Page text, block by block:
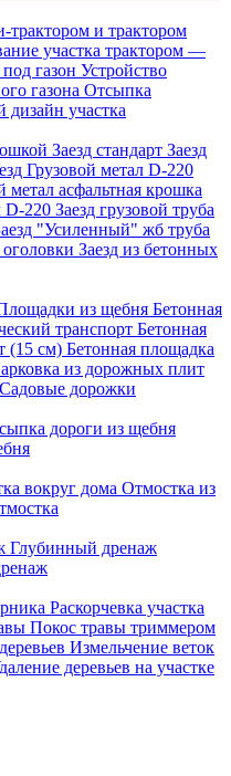
и трактором
участка трактором —
газон Устройство
газона Отсыпка
участка
Заезд стандарт Заезд
Грузовой метал D-220
метал асфальтная крошка
D-220 Заезд грузовой труба
"Усиленный" жб труба
Заезд из бетонных
из щебня Бетонная
транспорт Бетонная
(15 см) Бетонная площадка
из дорожных плит
Садовые дорожки
дороги из щебня
вокруг дома Отмостка из
Глубинный дренаж
Раскорчевка участка
Покос травы триммером
Измельчение веток
деревьев на участке